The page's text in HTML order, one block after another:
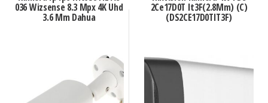
036 Wizsense 8.3 Mpx 4K Uhd
3.6 Mm Dahua
2Ce17D0T It3F(2.8Mm) (C)
(DS2CE17D0TIT3F)